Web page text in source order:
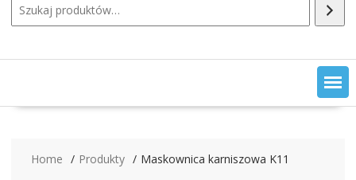
Home Produkty Maskownica karniszowa K11